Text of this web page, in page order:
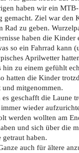
haben wir ein
gemacht. Ziel war den
Rad zu geben.
haben die Kinder
so ein Fahrrad kann
Aprilwetter
zu einem gefühlt
hatten die Kinder
mitgenommen.
geschafft die Laune
wieder
werden wollten am
und sich über die
getraut haben.
auch für ältere